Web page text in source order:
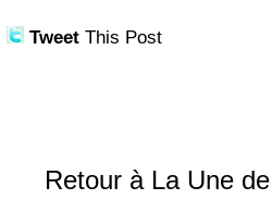
Tweet This Post
Retour à La Une de